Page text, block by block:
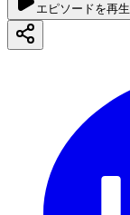
エピソードを再生